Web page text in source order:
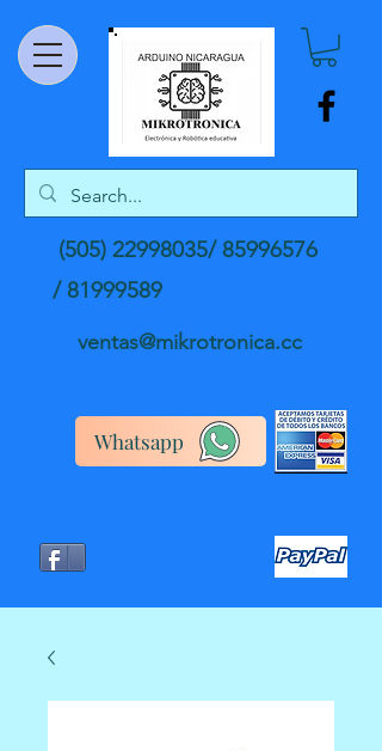
(505) 22998035/85996576
/81999589
ventas@mikrotronica.cc
Whatsapp